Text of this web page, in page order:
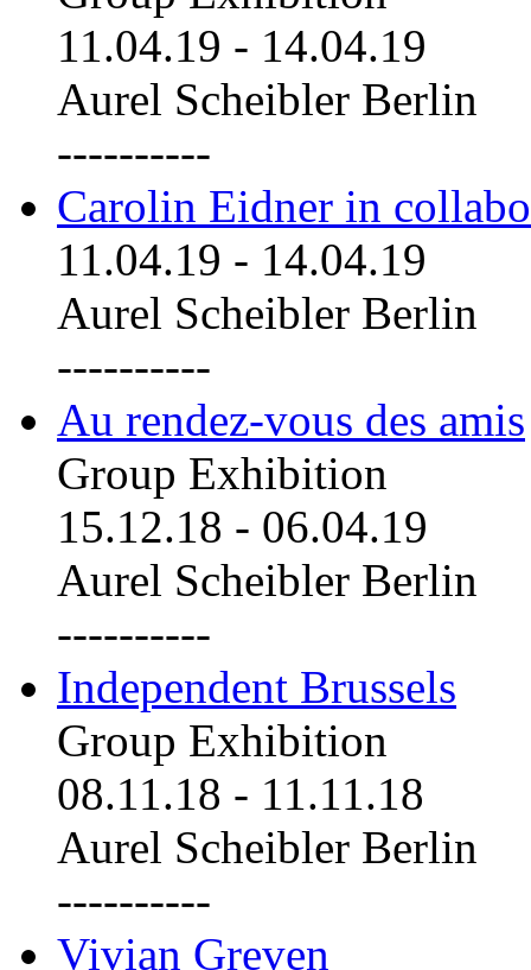
11.04.19 - 14.04.19
Aurel Scheibler Berlin
----------
Carolin Eidner in
11.04.19 - 14.04.19
Aurel Scheibler Berlin
----------
Au rendez-vous des amis
Group Exhibition
15.12.18 - 06.04.19
Aurel Scheibler Berlin
----------
Independent Brussels
Group Exhibition
08.11.18 - 11.11.18
Aurel Scheibler Berlin
----------
Vivian Greven